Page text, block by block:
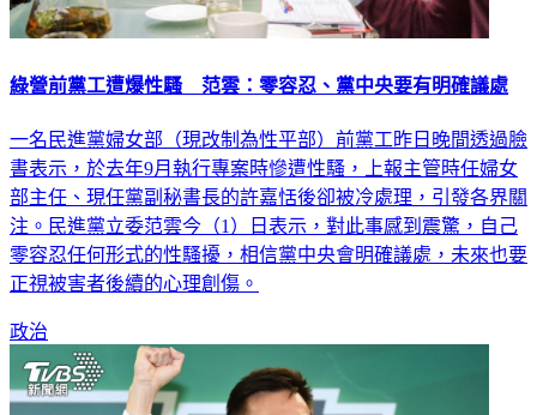
綠營前黨工遭爆性騷 范雲：零容忍、黨中央要有明確議處
一名民進黨婦女部（現改制為性平部）前黨工昨日晚間透過臉
書表示，於去年9月執行專案時慘遭性騷，上報主管時任婦女
部主任、現任黨副秘書長的許嘉恬後卻被冷處理，引發各界關
注。民進黨立委范雲今（1）日表示，對此事感到震驚，自己
零容忍任何形式的性騷擾，相信黨中央會明確議處，未來也要
正視被害者後續的心理創傷。
政治